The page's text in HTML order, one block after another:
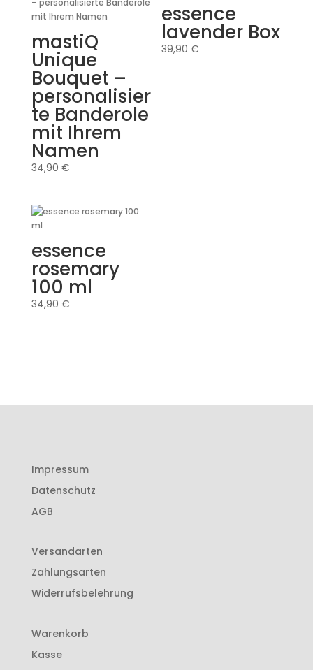
mastiQ
Unique
Bouquet –
personalisier
te Banderole
mit Ihrem
Namen
34,90 €
essence
lavender Box
39,90€
essence
rosemary
100 ml
34,90 €
Impressum
Datenschutz
AGB
Versandarten
Zahlungsarten
Widerrufsbelehrung
Warenkorb
Kasse